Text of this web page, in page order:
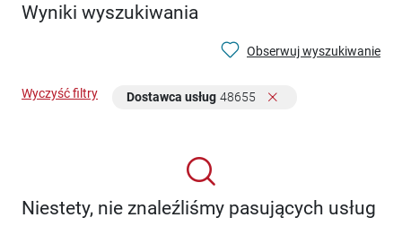
Wyniki wyszukiwania
Obserwuj wyszukiwanie
Wyczyść filtry Dostawca usług 48655
Niestety, nie znaleźliśmy pasujących usług